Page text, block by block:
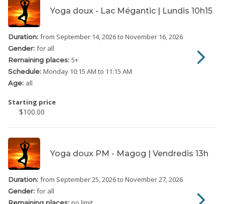
Yoga doux - Lac Mégantic | Lundis 10h15
Duration: from September 14, 2026to November 16, 2026
Gender: for all
Remaining places: 5+
Schedule: Monday 10:15 AM to 11:15 AM
Age: all
Starting price
$100.00
Yoga doux PM - Magog | Vendredis 13h
Duration: from September 25, 2026to November 27, 2026
Gender: for all
Remaining places: